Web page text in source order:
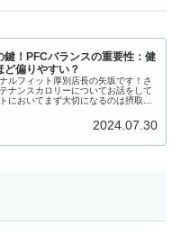
鍵！PFCバランスの重要性：健
ど偏りやすい？
ルフィット厚別店長の矢坂です！さ
ナンスカロリーについてお話をして
においてまず大切になるのは摂取カ
の次にダイエッ...
2024.07.30